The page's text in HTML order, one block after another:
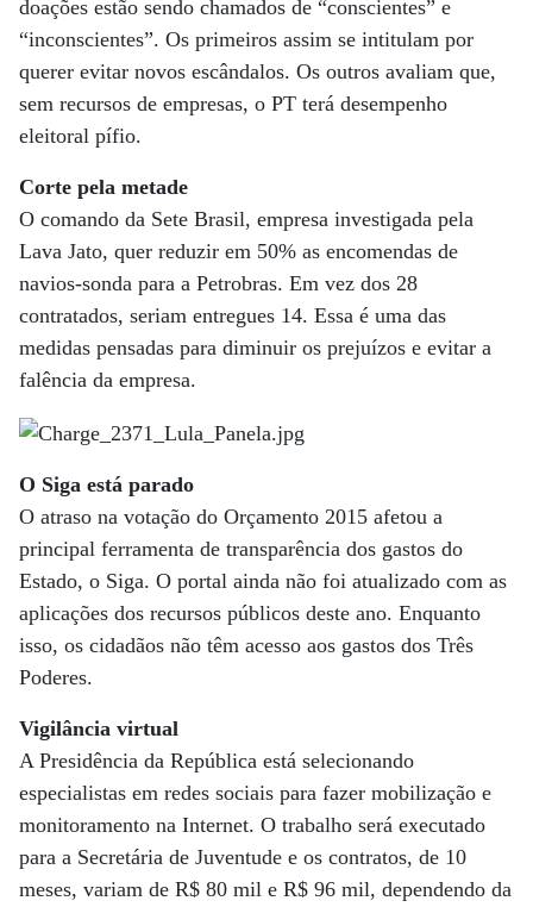
doações estão sendo chamados de “conscientes” e
“inconscientes”. Os primeiros assim se intitulam por
querer evitar novos escândalos. Os outros avaliam que,
sem recursos de empresas, o PT terá desempenho
eleitoral pífio.
Corte pela metade
O comando da Sete Brasil, empresa investigada pela
Lava Jato, quer reduzir em 50% as encomendas de
navios-sonda para a Petrobras. Em vez dos 28
contratados, seriam entregues 14. Essa é uma das
medidas pensadas para diminuir os prejuízos e evitar a
falência da empresa.
O Siga está parado
O atraso na votação do Orçamento 2015 afetou a
principal ferramenta de transparência dos gastos do
Estado, o Siga. O portal ainda não foi atualizado com as
aplicações dos recursos públicos deste ano. Enquanto
isso, os cidadãos não têm acesso aos gastos dos Três
Poderes.
Vigilância virtual
A Presidência da República está selecionando
especialistas em redes sociais para fazer mobilização e
monitoramento na Internet. O trabalho será executado
para a Secretária de Juventude e os contratos, de 10
meses, variam de R$ 80 mil e R$ 96 mil, dependendo da